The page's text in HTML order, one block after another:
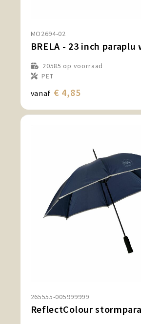
Sport, Spel en Speelgoed
Technologie
MO2694-02
BRELA - 23 inch
20585 op voorraad
PET
vanaf € 4,85
265555-005999999